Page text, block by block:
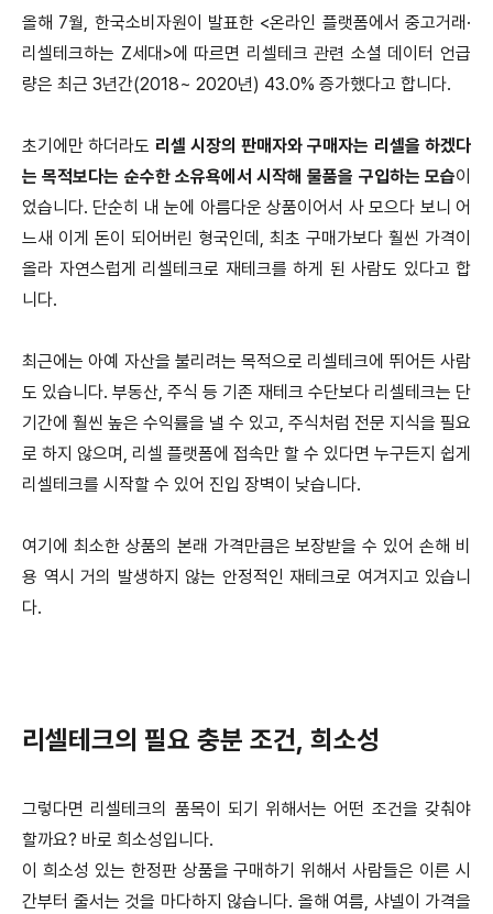
올해 7월, 한국소비자원이 발표한 <온라인 플랫폼에서 중고거래·
리셀테크하는 Z세대>에 따르면 리셀테크 관련 소셜 데이터 언급
량은 최근 3년간(2018~ 2020년) 43.0% 증가했다고 합니다.
초기에만 하더라도 리셀 시장의 판매자와 구매자는 리셀을 하겠다
는 목적보다는 순수한 소유욕에서 시작해 물품을 구입하는 모습이
었습니다. 단순히 내 눈에 아름다운 상품이어서 사 모으다 보니 어
느새 이게 돈이 되어버린 형국인데, 최초 구매가보다 훨씬 가격이
올라 자연스럽게 리셀테크로 재테크를 하게 된 사람도 있다고 합
니다.
최근에는 아예 자산을 불리려는 목적으로 리셀테크에 뛰어든 사람
도 있습니다. 부동산, 주식 등 기존 재테크 수단보다 리셀테크는 단
기간에 훨씬 높은 수익률을 낼 수 있고, 주식처럼 전문 지식을 필요
로 하지 않으며, 리셀 플랫폼에 접속만 할 수 있다면 누구든지 쉽게
리셀테크를 시작할 수 있어 진입 장벽이 낮습니다.
여기에 최소한 상품의 본래 가격만큼은 보장받을 수 있어 손해 비
용 역시 거의 발생하지 않는 안정적인 재테크로 여겨지고 있습니
다.
리셀테크의 필요 충분 조건, 희소성
그렇다면 리셀테크의 품목이 되기 위해서는 어떤 조건을 갖춰야
할까요? 바로 희소성입니다.
이 희소성 있는 한정판 상품을 구매하기 위해서 사람들은 이른 시
간부터 줄서는 것을 마다하지 않습니다. 올해 여름, 샤넬이 가격을